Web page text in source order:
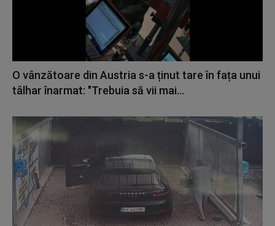
O vânzătoare din Austria s-a ținut tare în fața unui
tâlhar înarmat: "Trebuia să vii mai...